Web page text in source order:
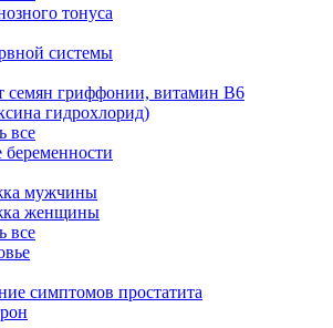
тонуса
системы
семян гриффонии, витамин В6
гидрохлорид)
все
мужчины
женщины
все
симптомов простатита